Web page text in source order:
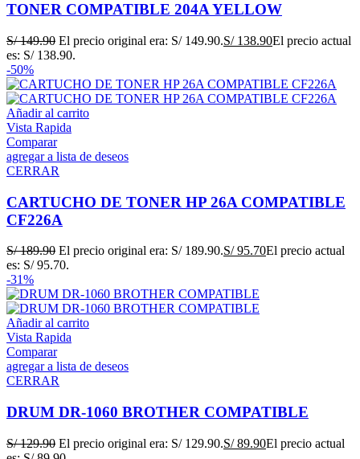
TONER COMPATIBLE 204A YELLOW
S/149.90 El precio original era: S/ 149.90.S/138.90El precio actual
es: S/ 138.90.
-50%
Añadir al carrito
Vista Rapida
Comparar
agregar a lista de deseos
CERRAR
CARTUCHO DE TONER HP 26A COMPATIBLE
CF226A
S/189.90 El precio original era: S/ 189.90.S/95.70El precio actual
es: S/ 95.70.
-31%
Añadir al carrito
Vista Rapida
Comparar
agregar a lista de deseos
CERRAR
DRUM DR-1060 BROTHER COMPATIBLE
S/129.90 El precio original era: S/ 129.90.S/89.90El precio actual